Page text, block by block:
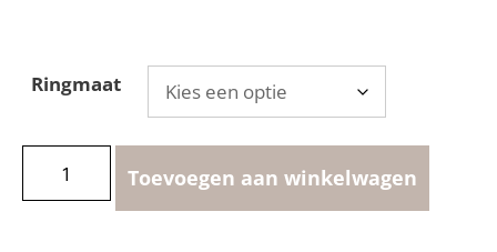
Ringmaat
Toevoegen aan winkelwagen